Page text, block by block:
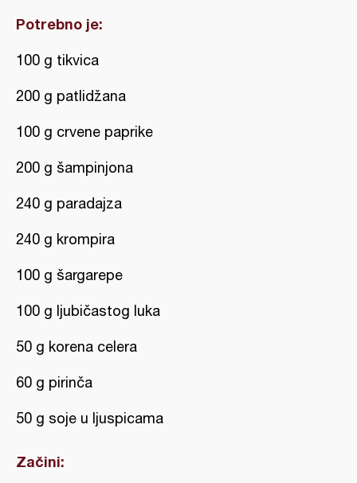
Potrebno je:
100 g tikvica
200 g patlidžana
100 g crvene paprike
200 g šampinjona
240 g paradajza
240 g krompira
100 g šargarepe
100 g ljubičastog luka
50 g korena celera
60 g pirinča
50 g soje u ljuspicama
Začini: